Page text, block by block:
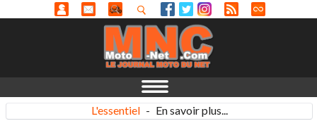
L'essentiel - En savoir plus...